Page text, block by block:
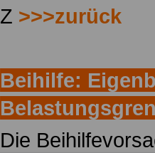
Z >>>zurück
Beihilfe:
Die